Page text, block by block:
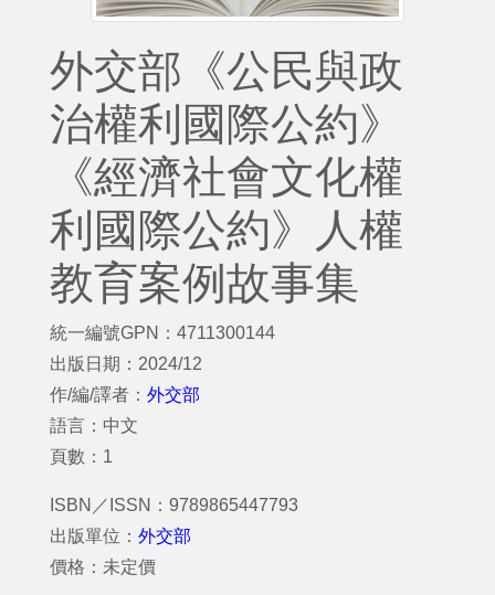
外交部《公民與政
治權利國際公約》
《經濟社會文化權
利國際公約》人權
教育案例故事集
統一編號GPN：4711300144
出版日期：2024/12
作/編/譯者： 外交部
語言：中文
頁數：1
ISBN／ISSN：9789865447793
出版單位： 外交部
價格：未定價